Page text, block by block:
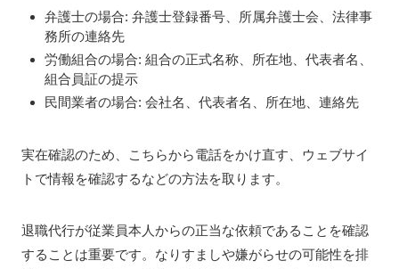
弁護士の場合: 弁護士登録番号、所属弁護士会、法律事
務所の連絡先
労働組合の場合: 組合の正式名称、所在地、代表者名、
組合員証の提示
民間業者の場合: 会社名、代表者名、所在地、連絡先
実在確認のため、こちらから電話をかけ直す、ウェブサイ
トで情報を確認するなどの方法を取ります。
退職代行が従業員本人からの正当な依頼であることを確認
することは重要です。なりすましや嫌がらせの可能性を排